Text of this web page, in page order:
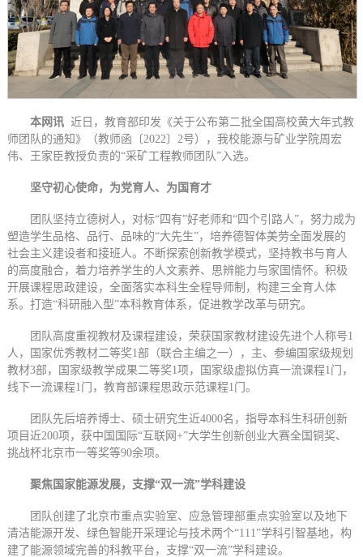
本网讯 近日，教育部印发《关于公布第二批全国高校黄大年式教
师团队的通知》（教师函〔2022〕2号），我校能源与矿业学院周宏
伟、王家臣教授负责的“采矿工程教师团队”入选。
坚守初心使命，为党育人、为国育才
团队坚持立德树人，对标“四有”好老师和“四个引路人”，努力成为
塑造学生品格、品行、品味的“大先生”，培养德智体美劳全面发展的
社会主义建设者和接班人。不断探索创新教学模式，坚持教书与育人
的高度融合，着力培养学生的人文素养、思辨能力与家国情怀。积极
开展课程思政建设，全面落实本科生全程导师制，构建三全育人体
系。打造“科研融入型”本科教育体系，促进教学改革与研究。
团队高度重视教材及课程建设，荣获国家教材建设先进个人称号1
人，国家优秀教材二等奖1部（联合主编之一），主、参编国家级规划
教材3部，国家级教学成果二等奖1项，国家级虚拟仿真一流课程1门，
线下一流课程1门，教育部课程思政示范课程1门。
团队先后培养博士、硕士研究生近4000名，指导本科生科研创新
项目近200项，获中国国际“互联网+”大学生创新创业大赛全国铜奖、
挑战杯北京市一等奖等90余项。
聚焦国家能源发展，支撑“双一流”学科建设
团队创建了北京市重点实验室、应急管理部重点实验室以及地下
清洁能源开发、绿色智能开采理论与技术两个“111”学科引智基地，构
建了能源领域完善的科教平台，支撑“双一流”学科建设。